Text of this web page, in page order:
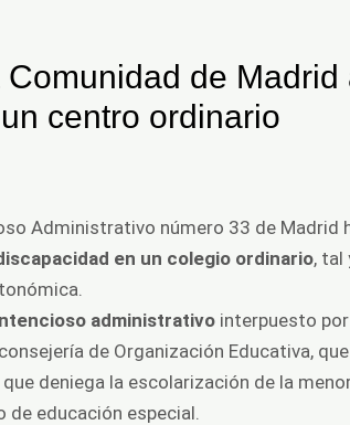
de
centro ordinario
Administrativo número 33 de Madrid
en un colegio ordinario, tal
administrativo interpuesto
de Organización Educativa,
deniega la escolarización de la
educación especial.